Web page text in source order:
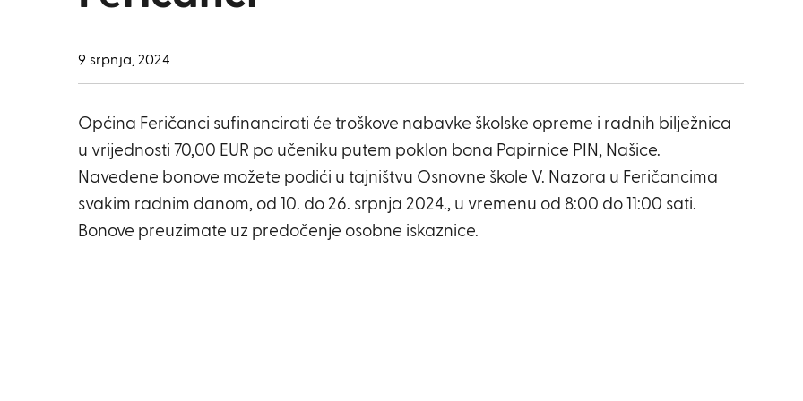
9 srpnja, 2024
Općina Feričanci sufinancirati će troškove nabavke školske opreme i radnih bilježnica
u vrijednosti 70,00 EUR po učeniku putem poklon bona Papirnice PIN, Našice.
Navedene bonove možete podići u tajništvu Osnovne škole V. Nazora u Feričancima
svakim radnim danom, od 10. do 26. srpnja 2024., u vremenu od 8:00 do 11:00 sati.
Bonove preuzimate uz predočenje osobne iskaznice.